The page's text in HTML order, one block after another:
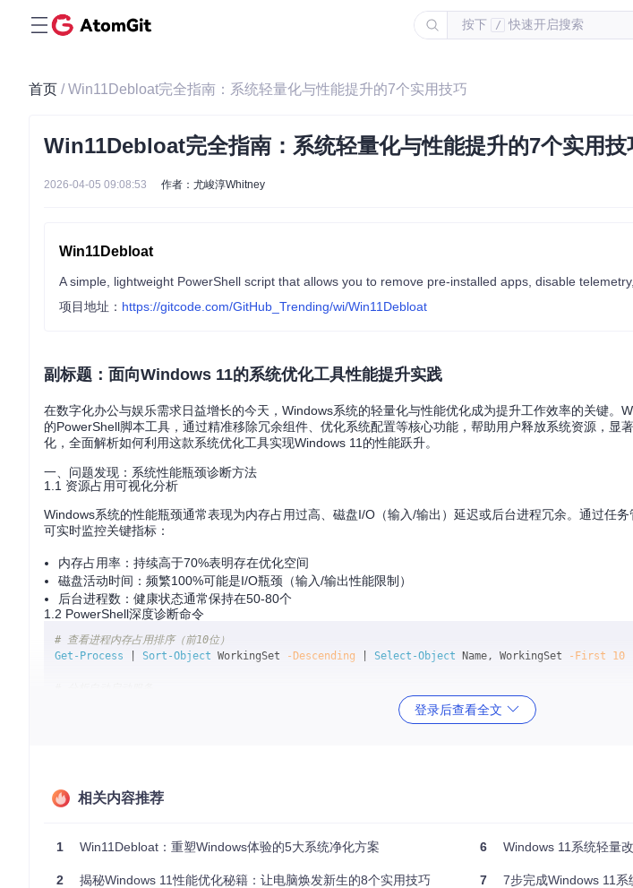
按下 / 快速开启搜索
首页 / Win11Debloat完全指南：系统轻量化与性能提升的7个实用技巧
Win11Debloat完全指南：系统轻量化与性能提升的7个实用技
2026-04-05 09:08:53 作者：尤峻淳Whitney
Win11Debloat
项目地址： https://gitcode.com/GitHub_Trending/wi/Win11Debloat
副标题：面向Windows 11的系统优化工具性能提升实践
在数字化办公与娱乐需求日益增长的今天，Windows系统的轻量化与性能优化成为提升工作效率的关键。
的PowerShell脚本工具，通过精准移除冗余组件、优化系统配置等核心功能，帮助用户释放系统资源，显
化，全面解析如何利用这款系统优化工具实现Windows 11的性能跃升。
一、问题发现：系统性能瓶颈诊断方法
1.1 资源占用可视化分析
Windows系统的性能瓶颈通常表现为内存占用过高、磁盘I/O（输入/输出）延迟或后台进程冗余。通过任务
可实时监控关键指标：
内存占用率：持续高于70%表明存在优化空间
磁盘活动时间：频繁100%可能是I/O瓶颈（输入/输出性能限制）
后台进程数：健康状态通常保持在50-80个
1.2 PowerShell深度诊断命令
# 查看进程内存占用排序（前10位）
Get-Process | Sort-Object WorkingSet -Descending | Select-Object Name, WorkingSet -First 10
'Automatic' } | Select-Object
是否需要图形化操作界面？ → 否 → Win11Debloat适用
2.1 核心优化模块解析
Win11Debloat通过模块化设计实现系统优化，主要包含三大功能模块：
登录后查看全文
相关内容推荐
1 Win11Debloat：重塑Windows体验的5大系统净化方案
2 揭秘Windows 11性能优化秘籍：让电脑焕发新生的8个实用技巧
6 Windows 11系统轻量
7 7步完成Windows 11